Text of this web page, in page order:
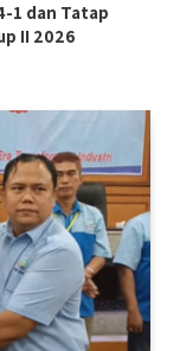
1 dan Tatap
II 2026